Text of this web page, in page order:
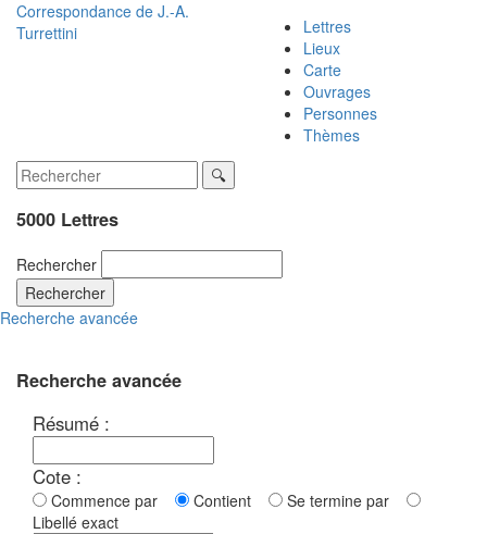
Correspondance de J.-A.
Turrettini
Lettres
Lieux
Carte
Ouvrages
Personnes
Thèmes
5000 Lettres
Rechercher
Rechercher
Recherche avancée
Recherche avancée
Résumé :
Cote :
Commence par Contient
Se termine par
Libellé exact